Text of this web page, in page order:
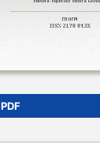
PDF